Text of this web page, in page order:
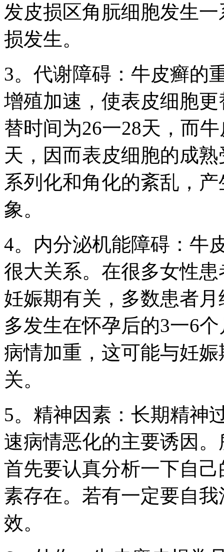
发皮损区角朊细胞发生
损发生。
3。代谢障碍：牛皮癣的
增殖加速，使表皮细胞
替时间为26一28天，而
天，因而表皮细胞的成
系列化和角化的紊乱，
象。
4。内分泌机能障碍：牛
很大关系。在很多女性
妊娠期有关，多数患者
多发生在怀孕后的3一6
病情加重，这可能与妊
关。
5。精神因素：长期精神
速病情恶化的主要诱因
首先要认真分析一下自
素存在。若有一定要自
效。